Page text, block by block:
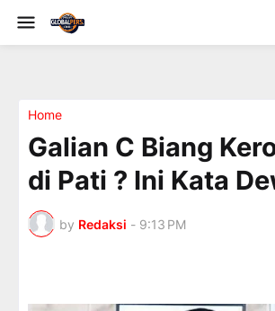
Home
Galian C Biang
di Pati ? Ini Kata
by Redaksi - 9:13 PM